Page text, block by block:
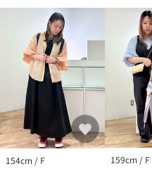
154cm / F 159cm / F